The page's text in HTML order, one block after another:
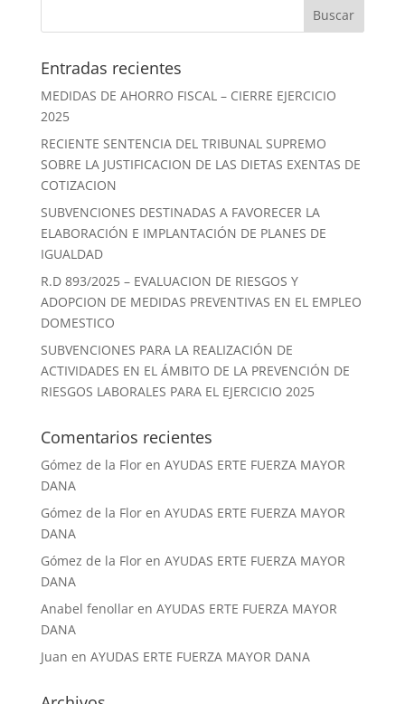
Entradas recientes
MEDIDAS DE AHORRO FISCAL – CIERRE EJERCICIO
2025
RECIENTE SENTENCIA DEL TRIBUNAL SUPREMO
SOBRE LA JUSTIFICACION DE LAS DIETAS EXENTAS DE
COTIZACION
SUBVENCIONES DESTINADAS A FAVORECER LA
ELABORACIÓN E IMPLANTACIÓN DE PLANES DE
IGUALDAD
R.D 893/2025 – EVALUACION DE RIESGOS Y
ADOPCION DE MEDIDAS PREVENTIVAS EN EL EMPLEO
DOMESTICO
SUBVENCIONES PARA LA REALIZACIÓN DE
ACTIVIDADES EN EL ÁMBITO DE LA PREVENCIÓN DE
RIESGOS LABORALES PARA EL EJERCICIO 2025
Comentarios recientes
Gómez de la Floren AYUDAS ERTE FUERZA MAYOR
DANA
Gómez de la Floren AYUDAS ERTE FUERZA MAYOR
DANA
Gómez de la Floren AYUDAS ERTE FUERZA MAYOR
DANA
Anabel fenollaren AYUDAS ERTE FUERZA MAYOR
DANA
Juan en AYUDAS ERTE FUERZA MAYOR DANA